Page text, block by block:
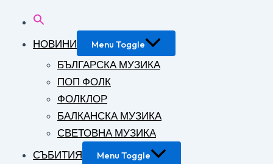
НОВИНИ Menu Toggle
БЪЛГАРСКА МУЗИКА
ПОП ФОЛК
ФОЛКЛОР
БАЛКАНСКА МУЗИКА
СВЕТОВНА МУЗИКА
СЪБИТИЯ
Menu Toggle